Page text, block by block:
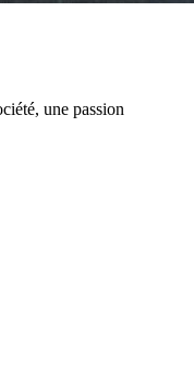
une passion